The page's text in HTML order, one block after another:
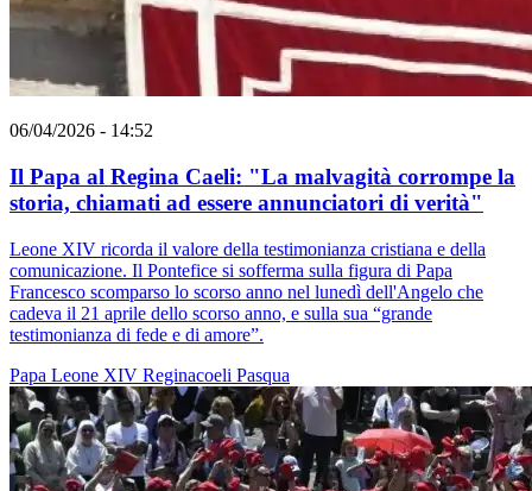
06/04/2026 - 14:52
Il Papa al Regina Caeli: "La malvagità corrompe la
storia, chiamati ad essere annunciatori di verità"
Leone XIV ricorda il valore della testimonianza cristiana e della
comunicazione. Il Pontefice si sofferma sulla figura di Papa
Francesco scomparso lo scorso anno nel lunedì dell'Angelo che
cadeva il 21 aprile dello scorso anno, e sulla sua “grande
testimonianza di fede e di amore”.
Papa Leone XIV Reginacoeli Pasqua